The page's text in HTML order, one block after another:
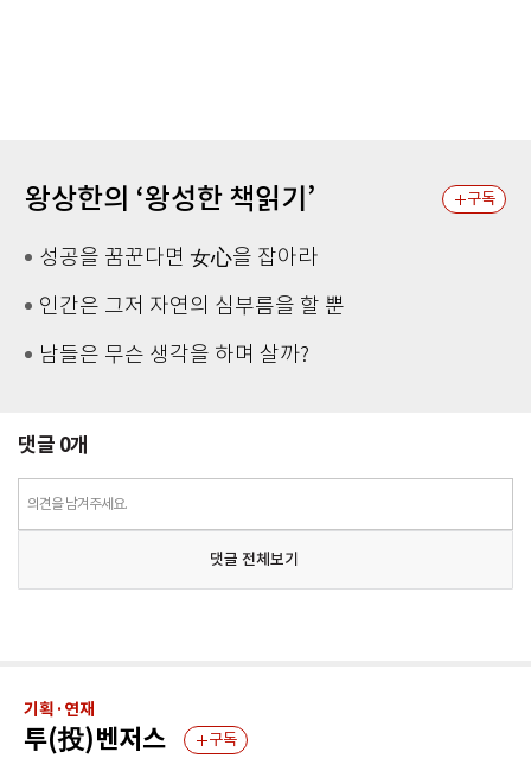
왕상한의 ‘왕성한 책읽기’ 구독
성공을 꿈꾼다면 女心을 잡아라
인간은 그저 자연의 심부름을 할 뿐
남들은 무슨 생각을 하며 살까?
댓글 0개
의견을 남겨주세요.
댓글 전체보기
기획·연재
투(投)벤저스 구독